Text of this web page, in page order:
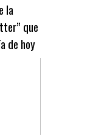
la
que
de hoy